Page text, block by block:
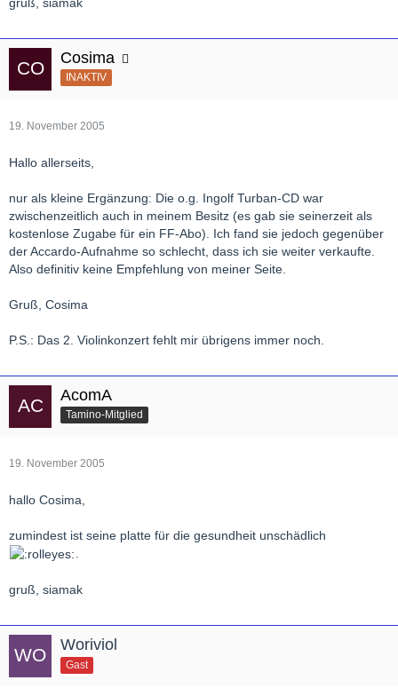
Cosima
INAKTIV
19. November 2005
Hallo allerseits,
nur als kleine Ergänzung: Die o.g. Ingolf Turban-CD war
zwischenzeitlich auch in meinem Besitz (es gab sie seinerzeit als
kostenlose Zugabe für ein FF-Abo). Ich fand sie jedoch gegenüber
der Accardo-Aufnahme so schlecht, dass ich sie weiter verkaufte.
Also definitiv keine Empfehlung von meiner Seite.
Gruß, Cosima
P.S.: Das 2. Violinkonzert fehlt mir übrigens immer noch.
AcomA
Tamino-Mitglied
19. November 2005
hallo Cosima,
zumindest ist seine platte für die gesundheit unschädlich
gruß, siamak
Woriviol
Gast